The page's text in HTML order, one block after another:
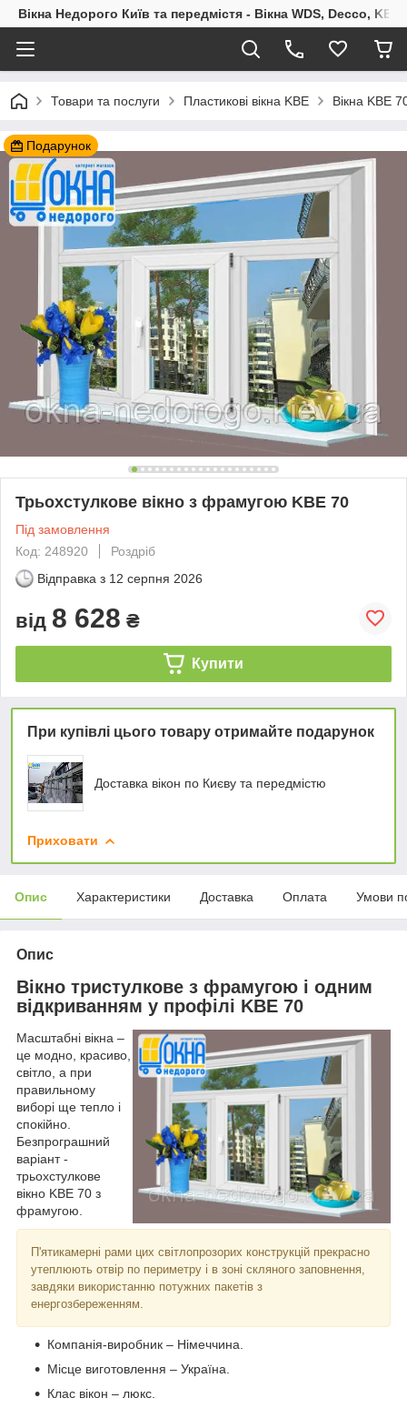
Вікна Недорого Київ та передмістя - Вікна WDS, Decco,
Товари та послуги Пластикові вікна KBE Вікна KBE
Подарунок
Трьохстулкове вікно з фрамугою KBE 70
Під замовлення
Код: 248920
Роздріб
Відправка з 12 серпня 2026
від 8 628 ₴
Купити
При купівлі цього товару отримайте подарунок
Доставка вікон по Києву та передмістю
Приховати
Опис Характеристики Доставка Оплата Умови
Опис
Вікно тристулкове з фрамугою і одним
відкриванням у профілі KBE 70
Масштабні вікна –
це модно, красиво,
світло, а при
правильному
виборі ще тепло і
спокійно.
Безпрограшний
варіант -
трьохстулкове
вікно KBE 70 з
фрамугою.
П'ятикамерні рами цих світлопрозорих конструкцій прекрасно
утеплюють отвір по периметру і в зоні скляного заповнення,
завдяки використанню потужних пакетів з
енергозбереженням.
Компанія-виробник – Німеччина.
Місце виготовлення – Україна.
Клас вікон – люкс.